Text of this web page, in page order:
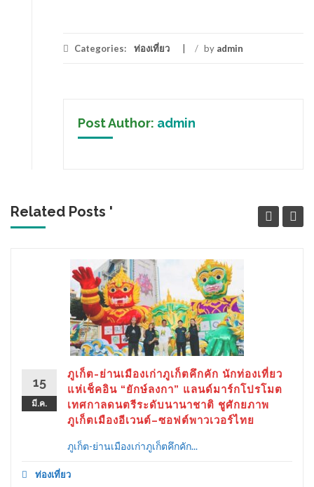
Categories: ท่องเที่ยว / by admin
Post Author: admin
Related Posts '
15
มี.ค.
ภูเก็ต-ย่านเมืองเก่าภูเก็ตคึกคัก นักท่องเที่ยว
แห่เช็คอิน “ยักษ์ลงกา” แลนด์มาร์กโปรโมต
เทศกาลดนตรีระดับนานาชาติ ชูศักยภาพ
ภูเก็ตเมืองอีเวนต์–ซอฟต์พาวเวอร์ไทย
ภูเก็ต-ย่านเมืองเก่าภูเก็ตคึกคัก...
ท่องเที่ยว